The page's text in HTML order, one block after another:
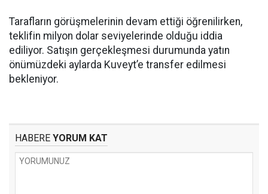
Tarafların görüşmelerinin devam ettiği öğrenilirken,
teklifin milyon dolar seviyelerinde olduğu iddia
ediliyor. Satışın gerçekleşmesi durumunda yatın
önümüzdeki aylarda Kuveyt’e transfer edilmesi
bekleniyor.
HABERE YORUM KAT